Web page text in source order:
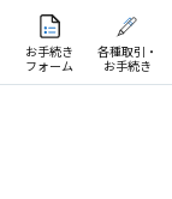
お手続き
フォーム
各種取引・
お手続き